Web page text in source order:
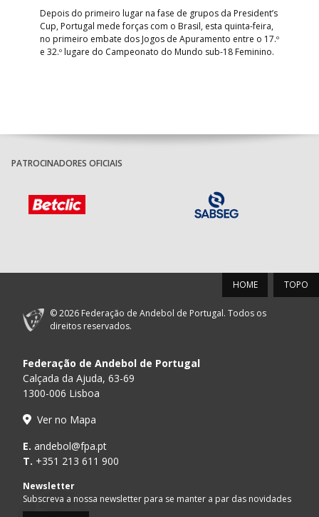
Depois do primeiro lugar na fase de grupos da President’s
Cup, Portugal mede forças com o Brasil, esta quinta-feira,
no primeiro embate dos Jogos de Apuramento entre o 17.º
e 32.º lugare do Campeonato do Mundo sub-18 Feminino.
PATROCINADORES OFICIAIS
TOPO
HOME
© 2026 Federação de Andebol de Portugal. Todos os
direitos reservados.
Federação de Andebol de Portugal
Calçada da Ajuda, 63-69
1300-006 Lisboa
Ver no Mapa
E. andebol@fpa.pt
T. +351 213 611 900
Newsletter
Subscreva a nossa newsletter para se manter a par das novidades